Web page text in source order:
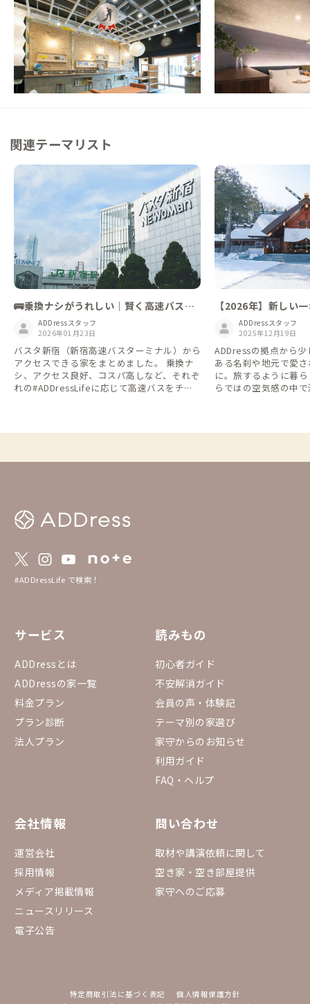
琴平A邸
香川県 ゲストハウス
【金刀比羅宮近く】参道沿いにある家でのん
びりリモートワーク
この家からの距離 0km
琴平D邸
香川県 ホテル/旅館
【まるっと貸切専用
空き店舗をリノベー
した高級感あるお宿
この家からの距離 0km
関連テーマリスト
🚌乗換ナシがうれしい｜賢く高速バスで
ゆく【バスタ新宿編】
ADDressスタッフ
2026年01月23日
バスタ新宿（新宿高速バスターミナル）から
アクセスできる家をまとめました。 乗換ナ
シ、アクセス良好、コスパ高しなど、それぞ
れの#ADDressLifeに応じて高速バスをチョ
【2026年】新しい
の氏神様への挨拶か
ADDressスタッフ
2025年12月19日
ADDressの拠点から
ある名刹や地元で愛
に。旅するように暮
らではの空気感の中
#ADDressLife で検索！
サービス
ADDressとは
ADDressの家一覧
料金プラン
プラン診断
法人プラン
読みもの
初心者ガイド
不安解消ガイド
会員の声・体験記
テーマ別の家選び
家守からのお知らせ
利用ガイド
FAQ・ヘルプ
会社情報
運営会社
採用情報
メディア掲載情報
ニュースリリース
電子公告
問い合わせ
取材や講演依頼に関して
空き家・空き部屋提供
家守へのご応募
特定商取引法に基づく表記
個人情報保護方針